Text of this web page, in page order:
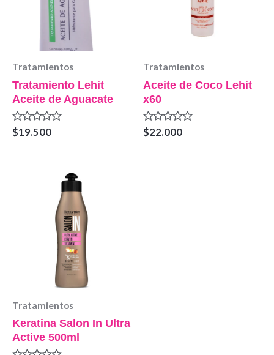
Tratamientos
Tratamiento Lehit
Aceite de Aguacate
Valorado
en
$19.500
Tratamientos
Aceite de Coco Lehit
x60
Valorado
en
$22.000
Tratamientos
Keratina Salon In Ultra
Active 500ml